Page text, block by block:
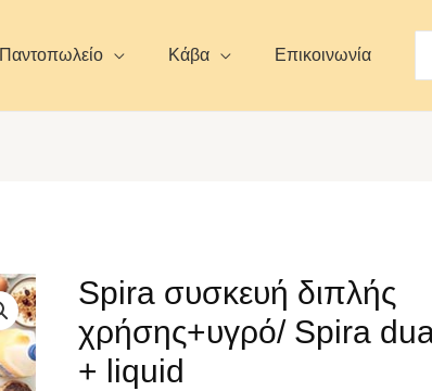
Παντοπωλείο Κάβα Επικοινωνία
Spira συσκευή διπλής
χρήσης+υγρό/ Spira
+ liquid